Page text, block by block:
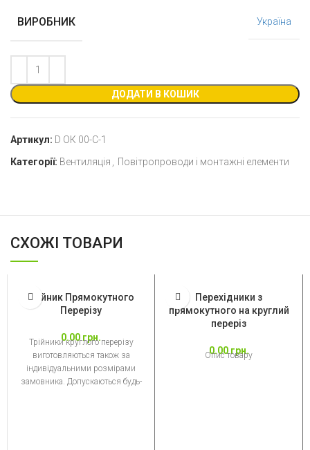
ВИРОБНИК Україна
ДОДАТИ В КОШИК
Артикул: D ОК 00-C-1
Категорії: Вентиляція Повітропроводи і монтажні елементи
СХОЖІ ТОВАРИ
Трійник Прямокутного
Перерізу
0.00 грн.
Трійники круглого перерізу
виготовляються також за
індивідуальними розмірами
замовника. Допускаються будь-
Перехідники з
прямокутного на круглий
переріз
0.00 грн.
Опис товару